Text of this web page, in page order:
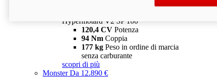
Hypermotard V2 SP 100
120,4 CV Potenza
94 Nm Coppia
177 kg Peso in ordine di marcia
senza carburante
scopri di più
MonsterDa 12.890 €